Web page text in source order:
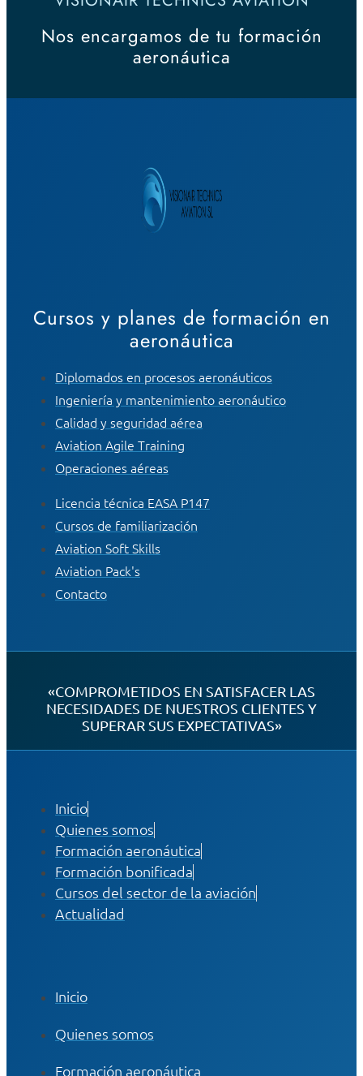
Nos encargamos de tu formación
aeronáutica
Cursos y planes de formación en
aeronáutica
Diplomados en procesos aeronáuticos
Ingeniería y mantenimiento aeronáutico
Calidad y seguridad aérea
Aviation Agile Training
Operaciones aéreas
Licencia técnica EASA P147
Cursos de familiarización
Aviation Soft Skills
Aviation Pack's
Contacto
«COMPROMETIDOS EN SATISFACER LAS
NECESIDADES DE NUESTROS CLIENTES Y
SUPERAR SUS EXPECTATIVAS»
Inicio
Quienes somos
Formación aeronáutica
Formación bonificada
Cursos del sector de la aviación
Actualidad
Inicio
Quienes somos
Formación aeronáutica